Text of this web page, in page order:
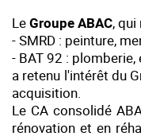
LeGroupe ABAC,
- SMRD : peinture,
- BAT 92 :
a retenu l'intérêt du
acquisition.
Le CA consolidé
rénovation et en